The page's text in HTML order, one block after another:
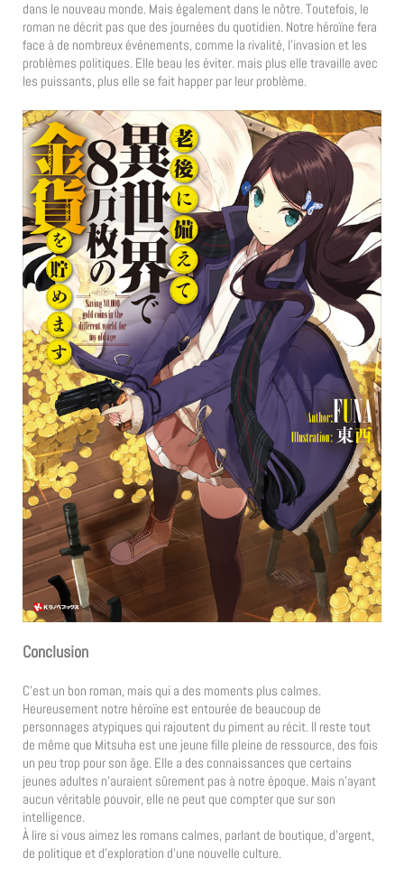
dans le nouveau monde. Mais également dans le nôtre. Toutefois, le
roman ne décrit pas que des journées du quotidien. Notre héroïne fera
face à de nombreux événements, comme la rivalité, l’invasion et les
problèmes politiques. Elle beau les éviter. mais plus elle travaille avec
les puissants, plus elle se fait happer par leur problème.
Conclusion
C’est un bon roman, mais qui a des moments plus calmes.
Heureusement notre héroïne est entourée de beaucoup de
personnages atypiques qui rajoutent du piment au récit. Il reste tout
de même que Mitsuha est une jeune fille pleine de ressource, des fois
un peu trop pour son âge. Elle a des connaissances que certains
jeunes adultes n’auraient sûrement pas à notre époque. Mais n’ayant
aucun véritable pouvoir, elle ne peut que compter que sur son
intelligence.
À lire si vous aimez les romans calmes, parlant de boutique, d’argent,
de politique et d’exploration d’une nouvelle culture.